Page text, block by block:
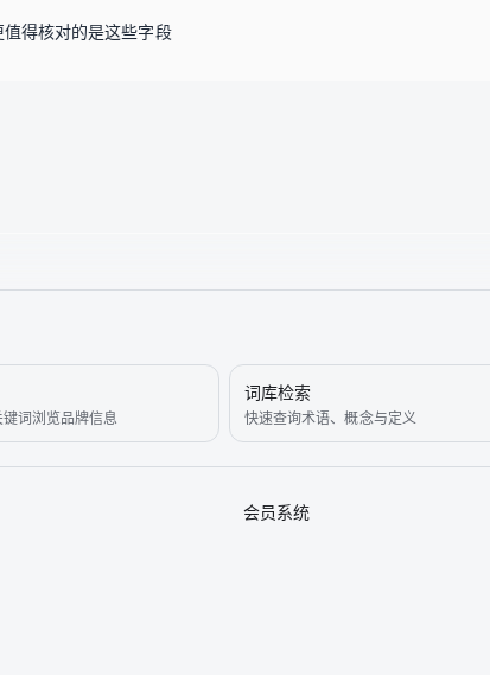
得核对的是这些字段
词浏览品牌信息
词库检索
快速查询术语、概念与定义
会员系统